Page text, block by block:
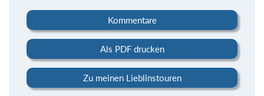
Kommentare
Als PDF drucken
Zu meinen Lieblinstouren